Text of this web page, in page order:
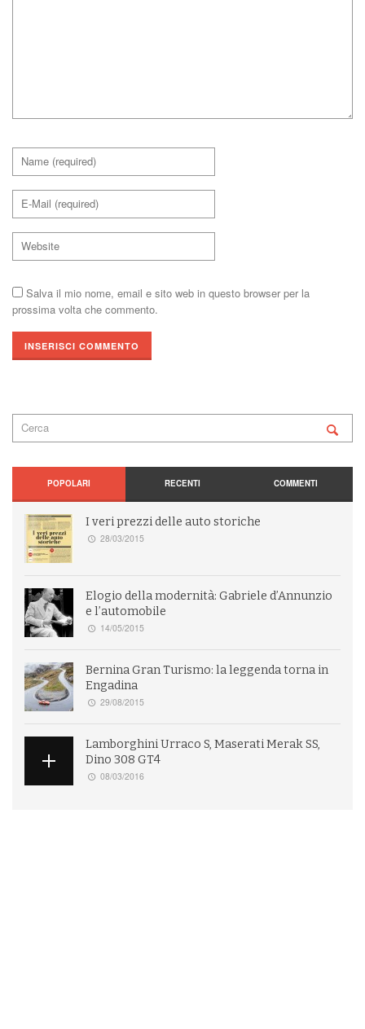
Salva il mio nome, email e sito web in questo browser per la
prossima volta che commento.
POPOLARI RECENTI COMMENTI
I veri prezzi delle auto storiche
28/03/2015
Elogio della modernità: Gabriele d’Annunzio
e l’automobile
14/05/2015
Bernina Gran Turismo: la leggenda torna in
Engadina
29/08/2015
Lamborghini Urraco S, Maserati Merak SS,
Dino 308 GT4
08/03/2016